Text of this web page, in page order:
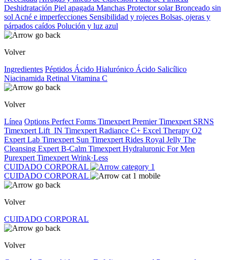
Deshidratación Piel apagada Manchas Protector solarBronceado sin
sol Acné e imperfecciones Sensibilidad y rojeces Bolsas, ojeras y
párpados caídos Polución y luz azul
Volver
Ingredientes Péptidos Ácido Hialurónico Ácido Salicílico
Niacinamida Retinal Vitamina C
Volver
Línea Options Perfect Forms Timexpert PremierTimexpert SRNS
Timexpert Lift_IN Timexpert Radiance C+ Excel Therapy O2
Expert Lab Timexpert Sun Timexpert Rides Royal Jelly The
Cleansing Expert B-Calm Timexpert Hydraluronic For Men
Purexpert Timexpert Wrink·Less
CUIDADO CORPORAL
CUIDADO CORPORAL
Volver
CUIDADO CORPORAL
Volver